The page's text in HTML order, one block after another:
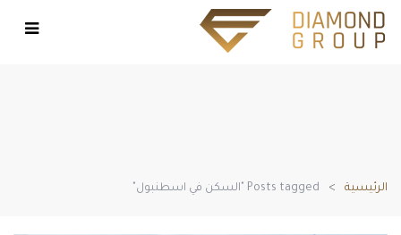
الرئيسية Posts tagged "السكن في اسطنبول"